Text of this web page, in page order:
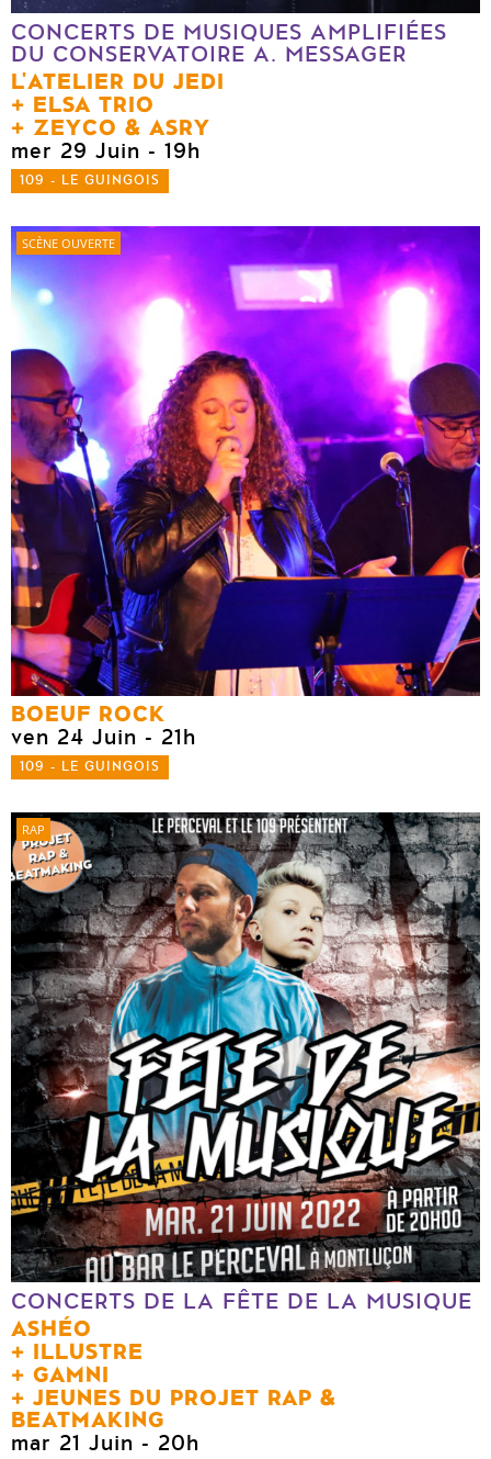
CONCERTS DE MUSIQUES AMPLIFIÉES
DU CONSERVATOIRE A. MESSAGER
L'ATELIER DU JEDI
ELSA TRIO
ZEYCO & ASRY
mer 29 Juin - 19h
109 - LE GUINGOIS
SCÈNE OUVERTE
BOEUF ROCK
ven 24 Juin - 21h
109 - LE GUINGOIS
RAP
CONCERTS DE LA FÊTE DE LA MUSIQUE
ASHÉO
ILLUSTRE
GAMNI
JEUNES DU PROJET RAP &
BEATMAKING
mar 21 Juin - 20h